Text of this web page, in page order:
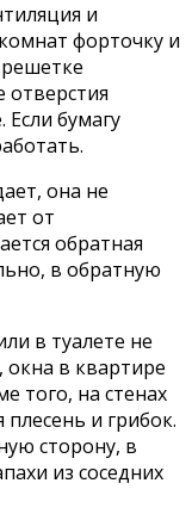
и
форточку и
отверстия
Если бумагу
она не
от
обратная
в обратную
в туалете не
в квартире
того, на стенах
и грибок.
сторону, в
из соседних